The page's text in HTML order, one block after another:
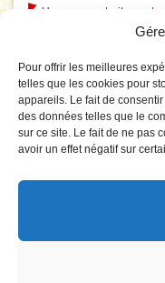
Pour offrir les meilleures
telles que les cookies pour
appareils. Le fait de
des données telles que le
sur ce site. Le fait de ne pas
avoir un effet négatif sur
Un nouveau traitement
chinoises traditionnelles
L’acupuncture aide à
L’acupuncture corrige
cerveau dans le
Le Tai Chi est rentable
La puncture du 3F
du cerveau impliqué